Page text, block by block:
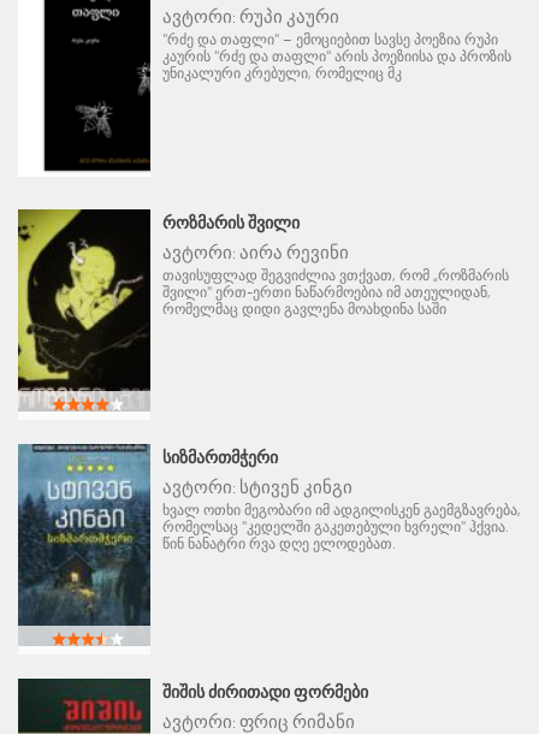
ავტორი: რუპი კაური
"რძე და თაფლი" – ემოციებით სავსე პოეზია რუპი
კაურის "რძე და თაფლი" არის პოეზიისა და პროზის
უნიკალური კრებული, რომელიც მკ
ᲠᲝᲖᲛᲐᲠᲘᲡ ᲨᲕᲘᲚᲘ
ავტორი: აირა რევინი
თავისუფლად შეგვიძლია ვთქვათ, რომ „როზმარის
შვილი" ერთ-ერთი ნაწარმოებია იმ ათეულიდან,
რომელმაც დიდი გავლენა მოახდინა საში
ᲡᲘᲖᲛᲐᲠᲗᲛᲭᲔᲠᲘ
ავტორი: სტივენ კინგი
ხვალ ოთხი მეგობარი იმ ადგილისკენ გაემგზავრება,
რომელსაც "კედელში გაკეთებული ხვრელი" ჰქვია.
წინ ნანატრი რვა დღე ელოდებათ.
ᲨᲘᲨᲘᲡ ᲫᲘᲠᲘᲗᲐᲓᲘ ᲤᲝᲠᲛᲔᲑᲘ
ავტორი: ფრიც რიმანი